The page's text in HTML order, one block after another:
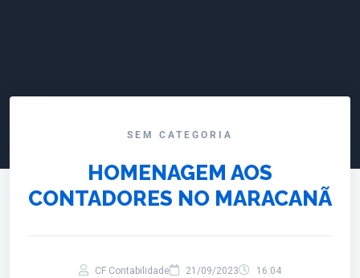
SEM CATEGORIA
HOMENAGEM AOS
CONTADORES NO MARACANÃ
CF Contabilidade 21/09/2023 16:04